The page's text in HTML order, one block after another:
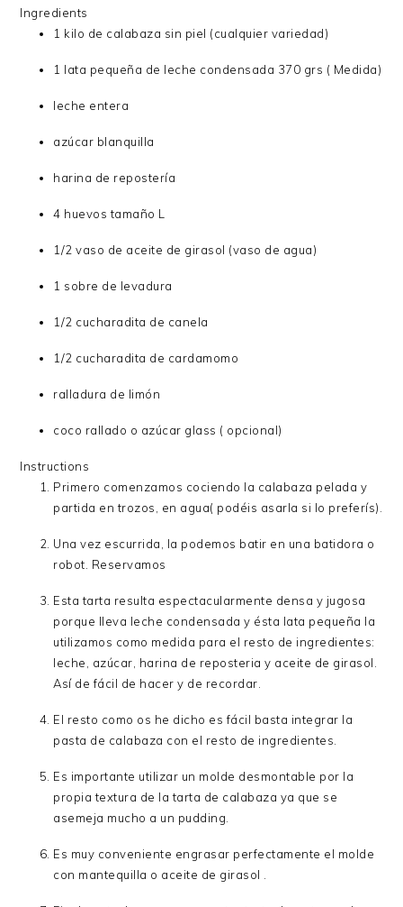
Ingredients
1 kilo de calabaza sin piel (cualquier variedad)
1 lata pequeña de leche condensada 370 grs ( Medida)
leche entera
azúcar blanquilla
harina de repostería
4 huevos tamaño L
1/2 vaso de aceite de girasol (vaso de agua)
1 sobre de levadura
1/2 cucharadita de canela
1/2 cucharadita de cardamomo
ralladura de limón
coco rallado o azúcar glass ( opcional)
Instructions
Primero comenzamos cociendo la calabaza pelada y
partida en trozos, en agua( podéis asarla si lo preferís).
Una vez escurrida, la podemos batir en una batidora o
robot. Reservamos
Esta tarta resulta espectacularmente densa y jugosa
porque lleva leche condensada y ésta lata pequeña la
utilizamos como medida para el resto de ingredientes:
leche, azúcar, harina de reposteria y aceite de girasol.
Así de fácil de hacer y de recordar.
El resto como os he dicho es fácil basta integrar la
pasta de calabaza con el resto de ingredientes.
Es importante utilizar un molde desmontable por la
propia textura de la tarta de calabaza ya que se
asemeja mucho a un pudding.
Es muy conveniente engrasar perfectamente el molde
con mantequilla o aceite de girasol .